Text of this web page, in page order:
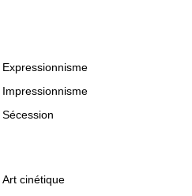
Expressionnisme
Impressionnisme
Sécession
Art cinétique